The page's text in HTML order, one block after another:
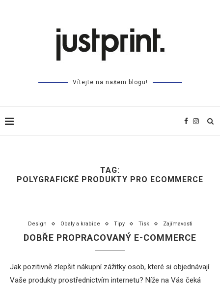
Vítejte na našem blogu!
TAG:
POLYGRAFICKÉ PRODUKTY PRO ECOMMERCE
Design Obaly a krabice Tipy Tisk Zajímavosti
DOBŘE PROPRACOVANÝ E-COMMERCE
Jak pozitivně zlepšit nákupní zážitky osob, které si objednávají
Vaše produkty prostřednictvím internetu? Níže na Vás čeká